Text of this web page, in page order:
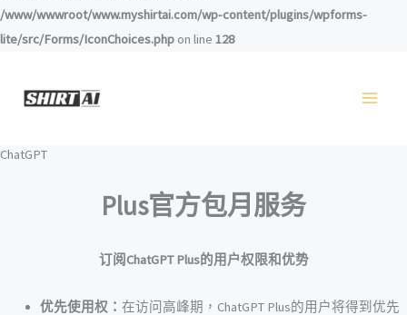
/www/wwwroot/www.myshirtai.com/wp-content/plugins/wpforms-
lite/src/Forms/IconChoices.php on line 128
ChatGPT
Plus官方包月服务
订阅ChatGPT Plus的用户权限和优势
优先使用权： 在访问高峰期，ChatGPT Plus的用户将得到优先